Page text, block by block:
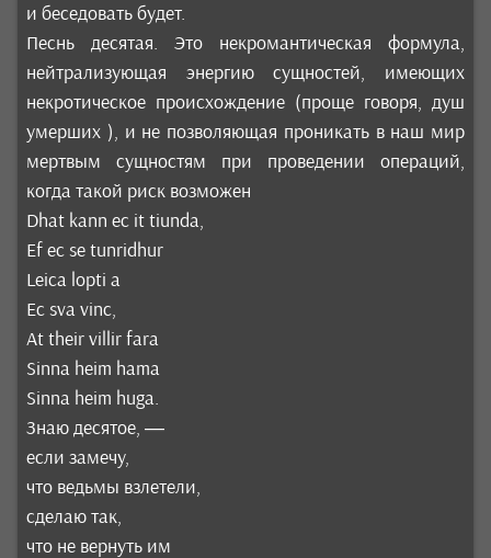
и беседовать будет.
Песнь десятая. Это некромантическая формула,
нейтрализующая энергию сущностей, имеющих
некротическое происхождение (проще говоря, душ
умерших ), и не позволяющая проникать в наш мир
мертвым сущностям при проведении операций,
когда такой риск возможен
Dhat kann ec it tiunda,
Ef ec se tunridhur
Leica lopti a
Ec sva vinc,
At their villir fara
Sinna heim hama
Sinna heim huga.
Знаю десятое, —
если замечу,
что ведьмы взлетели,
сделаю так,
что не вернуть им